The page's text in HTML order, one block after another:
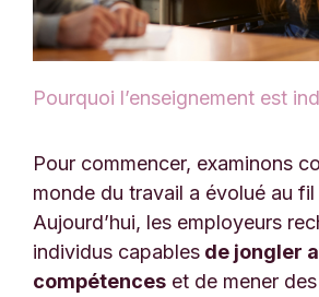
Pourquoi l’enseignement est
Pour commencer, examinons
monde du travail a évolué au
Aujourd’hui, les employeurs
individus capables de jongler
compétences et de mener